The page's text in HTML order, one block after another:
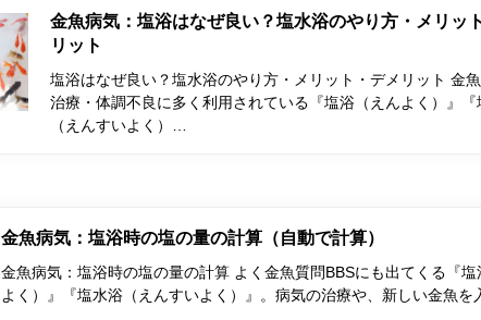
金魚病気：塩浴はなぜ良い？塩水浴のやり方・メリッ
リット
塩浴はなぜ良い？塩水浴のやり方・メリット・デメリット 金
治療・体調不良に多く利用されている『塩浴（えんよく）』『
（えんすいよく）…
金魚病気：塩浴時の塩の量の計算（自動で計算）
金魚病気：塩浴時の塩の量の計算 よく金魚質問BBSにも出てくる『塩
よく）』『塩水浴（えんすいよく）』。病気の治療や、新しい金魚を